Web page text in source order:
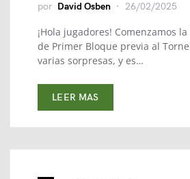
por David Osben 26/02/2025
¡Hola jugadores! Comenzamos
de Primer Bloque previa al
varias sorpresas, y es…
LEER MAS